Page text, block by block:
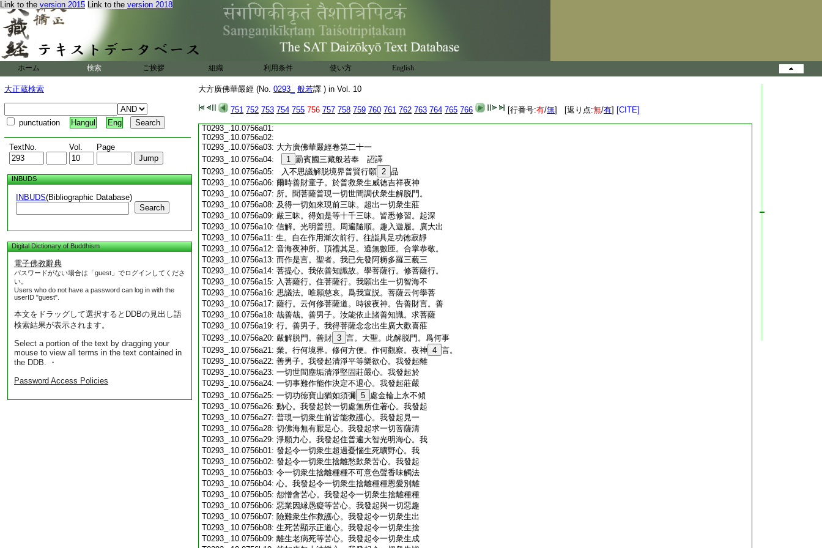
Link to the version 2015 Link to the version 2018
ホーム 検索 ご挨拶 組織 利用条件 使い方 English
大正蔵検索
punctuation Hangul Eng
TextNo. Vol. Page
INBUDS
INBUDS(Bibliographic Database)
Search
Digital Dictionary of Buddhism
電子佛教辭典
パスワードがない場合は「guest」でログインしてくださ
い。
Users who do not have a password can log in with the
userID "guest".
本文をドラッグして選択するとDDBの見出し語
検索結果が表示されます。
Select a portion of the text by dragging your
mouse to view all terms in the text contained in
the DDB. ・
Password Access Policies
大方廣佛華嚴經 (No. 0293_ 般若譯 ) in Vol. 10
751 752 753 754 755 756 757 758 759 760 761 762 763 764 765 766 [行番号:有/無] [返り点:無/有] [CITE]
T0293_.10.0755c17:
T0293_.10.0755c18:
T0293_.10.0755c19:
T0293_.10.0755c20:
T0293_.10.0755c23:
T0293_.10.0755c24:
T0293_.10.0755c26:
T0293_.10.0755c27:
T0293_.10.0755c28:
T0293_.10.0756a01:
T0293_.10.0756a02:
T0293_.10.0756a03: 大方廣佛華嚴經卷第二十一
T0293_.10.0756a04:
1 罽賓國三藏般若奉 詔譯
T0293_.10.0756a05:
入不思議解脱境界普賢行願 2 品
T0293_.10.0756a06: 爾時善財童子。於普救衆生威徳吉祥夜神
T0293_.10.0756a07: 所。聞菩薩普現一切世間調伏衆生解脱門。
T0293_.10.0756a08: 及得一切如來現前三昧。超出一切衆生莊
T0293_.10.0756a09: 嚴三昧。得如是等十千三昧。皆悉修習。起深
T0293_.10.0756a10: 信解。光明普照。周遍隨順。趣入遊履。廣大出
T0293_.10.0756a11: 生。自在作用漸次前行。往詣具足功徳寂靜
T0293_.10.0756a12: 音海夜神所。頂禮其足。遶無數匝。合掌恭敬。
T0293_.10.0756a13: 而作是言。聖者。我已先發阿耨多羅三藐三
T0293_.10.0756a14: 菩提心。我依善知識故。學菩薩行。修菩薩行。
T0293_.10.0756a15: 入菩薩行。住菩薩行。我願出生一切智海不
T0293_.10.0756a16: 思議法。唯願慈哀。爲我宣説。菩薩云何學菩
T0293_.10.0756a17: 薩行。云何修菩薩道。時彼夜神。告善財言。善
T0293_.10.0756a18: 哉善哉。善男子。汝能依止諸善知識。求菩薩
T0293_.10.0756a19: 行。善男子。我得菩薩念念出生廣大歡喜莊
T0293_.10.0756a20: 嚴解脱門。善財 3 言。大聖。此解脱門。爲何事
T0293_.10.0756a21: 業。行何境界。修何方便。作何觀察。夜神 4 言。
T0293_.10.0756a22: 善男子。我發起清淨平等樂欲心。我發起離
T0293_.10.0756a23: 一切世間塵垢清淨堅固莊嚴心。我發起於
T0293_.10.0756a24: 一切事難作能作決定不退心。我發起莊嚴
T0293_.10.0756a25: 一切功徳寶山猶如須彌 5 處金輪上永不傾
T0293_.10.0756a26: 動心。我發起於一切處無所住著心。我發起
T0293_.10.0756a27: 普現一切衆生前皆能救護心。我發起見一
T0293_.10.0756a28: 切佛海無有厭足心。我發起求一切菩薩清
T0293_.10.0756a29: 淨願力心。我發起住普遍大智光明海心。我
T0293_.10.0756b01: 發起令一切衆生超過憂惱生死曠野心。我
T0293_.10.0756b02: 發起令一切衆生捨離愁歎衆苦心。我發起
T0293_.10.0756b03: 令一切衆生捨離種種不可意色聲香味觸法
T0293_.10.0756b04: 心。我發起令一切衆生捨離種種恩愛別離
T0293_.10.0756b05: 怨憎會苦心。我發起令一切衆生捨離種種
T0293_.10.0756b06: 惡業因縁愚癡等苦心。我發起與一切惡趣
T0293_.10.0756b07: 險難衆生作救護心。我發起令一切衆生出
T0293_.10.0756b08: 生死苦顯示正道心。我發起令一切衆生捨
T0293_.10.0756b09: 離生老病死等苦心。我發起令一切衆生成